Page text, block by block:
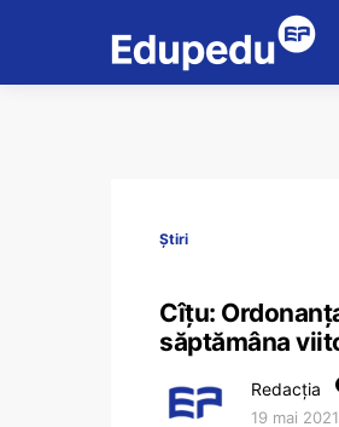
Știri
Cîțu:
săptămâna
Redacția
19 mai 2021